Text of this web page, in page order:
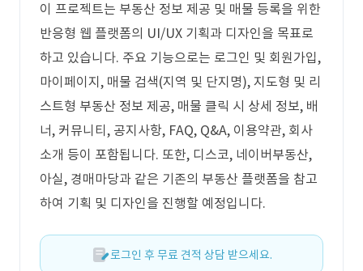
이 프로젝트는 부동산 정보 제공 및 매물 등록을 위한
반응형 웹 플랫폼의 UI/UX 기획과 디자인을 목표로
하고 있습니다. 주요 기능으로는 로그인 및 회원가입,
마이페이지, 매물 검색(지역 및 단지명), 지도형 및 리
스트형 부동산 정보 제공, 매물 클릭 시 상세 정보, 배
너, 커뮤니티, 공지사항, FAQ, Q&A, 이용약관, 회사
소개 등이 포함됩니다. 또한, 디스코, 네이버부동산,
아실, 경매마당과 같은 기존의 부동산 플랫폼을 참고
하여 기획 및 디자인을 진행할 예정입니다.
로그인 후 무료 견적 상담 받으세요.